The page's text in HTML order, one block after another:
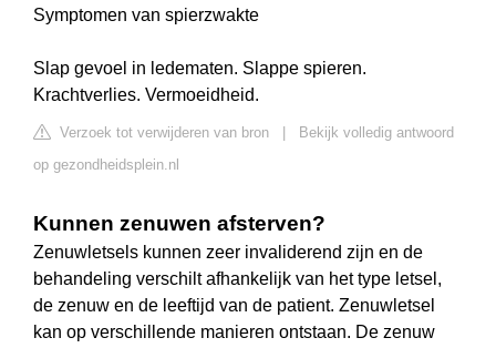
Symptomen van spierzwakte
Slap gevoel in ledematen. Slappe spieren.
Krachtverlies. Vermoeidheid.
Verzoek tot verwijderen van bron
Bekijk volledig antwoord
op gezondheidsplein.nl
Kunnen zenuwen afsterven?
Zenuwletsels kunnen zeer invaliderend zijn en de
behandeling verschilt afhankelijk van het type letsel,
de zenuw en de leeftijd van de patient. Zenuwletsel
kan op verschillende manieren ontstaan. De zenuw